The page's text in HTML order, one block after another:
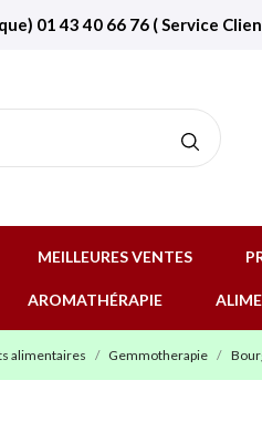
01 43 40 66 76 ( Service
MEILLEURES VENTES
AROMATHÉRAPIE
alimentaires Gemmotherapie